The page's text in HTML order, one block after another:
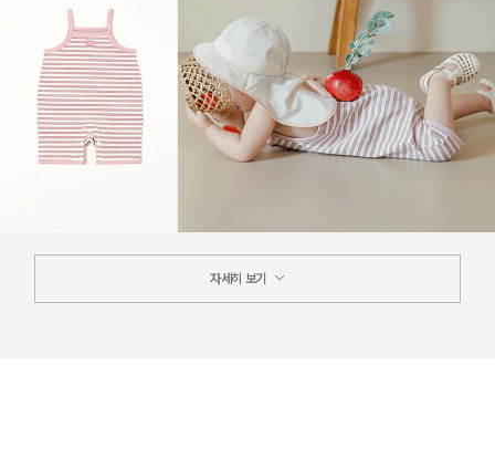
자세히 보기